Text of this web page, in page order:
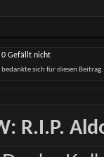
0 Gefällt nicht
bedankte sich für diesen Beitrag.
R.I.P.